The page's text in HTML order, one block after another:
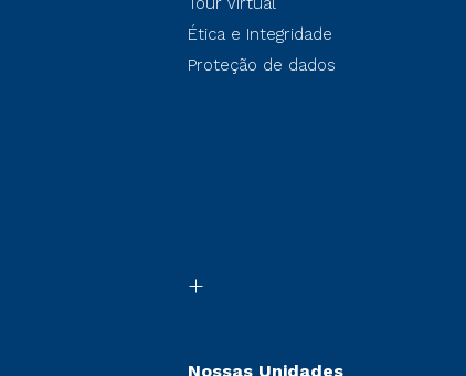
Ética e Integridade
Proteção de dados
Nossas Unidades